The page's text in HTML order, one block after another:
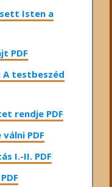
Isten a
PDF
A testbeszéd
rendje PDF
PDF
I.-II. PDF